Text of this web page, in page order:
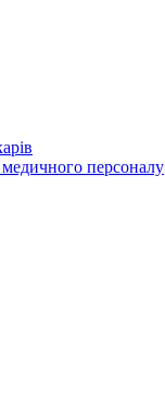
медичного персоналу